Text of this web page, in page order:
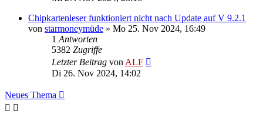
Chipkartenleser funktioniert nicht nach Update auf V 9.2.1
von starmoneymüde » Mo 25. Nov 2024, 16:49
1 Antworten
5382 Zugriffe
Letzter Beitrag von ALF
Di 26. Nov 2024, 14:02
Neues Thema